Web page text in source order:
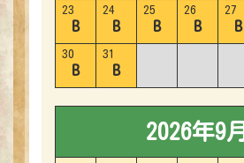
23
B
24
B
25
B
26
B
27
B
30
B
31
B
2026年9月